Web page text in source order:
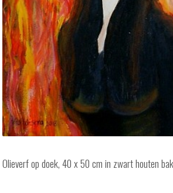
Olieverf op doek, 40 x 50 cm in zwart houten